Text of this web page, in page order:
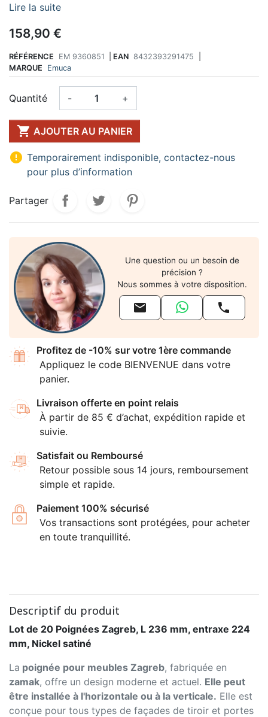
Lire la suite
158,90 €
RÉFÉRENCE EM 9360851 EAN 8432393291475
MARQUE
Emuca
Quantité - +
 AJOUTER AU PANIER
 Temporairement indisponible, contactez-nous
pour plus d’information
Partager
Une question ou un besoin de
précision ?
Nous sommes à votre disposition.
 
Profitez de -10% sur votre 1ère commande
Appliquez le code BIENVENUE dans votre
panier.
Livraison offerte en point relais
À partir de 85 € d’achat, expédition rapide et
suivie.
Satisfait ou Remboursé
Retour possible sous 14 jours, remboursement
simple et rapide.
Paiement 100% sécurisé
Vos transactions sont protégées, pour acheter
en toute tranquillité.
Descriptif du produit
Lot de 20 Poignées Zagreb, L 236 mm, entraxe 224
mm, Nickel satiné
La poignée pour meubles Zagreb, fabriquée en
zamak, offre un design moderne et actuel. Elle peut
être installée à l'horizontale ou à la verticale. Elle est
conçue pour tous types de façades de tiroir et portes